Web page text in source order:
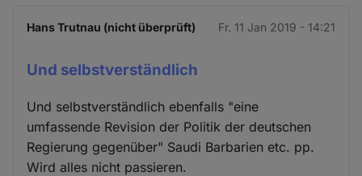
Hans Trutnau (nicht überprüft) Fr. 11 Jan 2019 - 14:21
Und selbstverständlich
Und selbstverständlich ebenfalls "eine
umfassende Revision der Politik der deutschen
Regierung gegenüber" Saudi Barbarien etc. pp.
Wird alles nicht passieren.